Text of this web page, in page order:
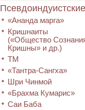
Псевдоиндуистские
«Ананда марга»
Кришнаиты
(«Общество
Кришны» и др.)
ТМ
«Тантра-Сангха»
Шри Чинмой
«Брахма Кумарис»
Саи Баба